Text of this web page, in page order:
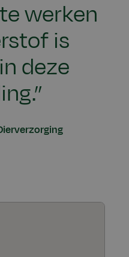
werken
is
deze